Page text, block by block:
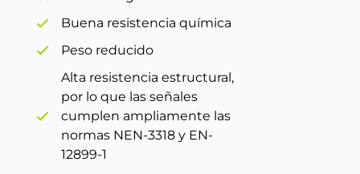
Buena resistencia química
Peso reducido
Alta resistencia estructural,
por lo que las señales
cumplen ampliamente las
normas NEN-3318 y EN-
12899-1